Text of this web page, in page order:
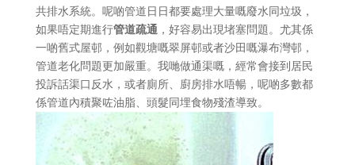
共排水系統。呢啲管道日日都要處理大量嘅廢水同垃圾，
如果唔定期進行管道疏通 ，好容易出現堵塞問題。尤其係
一啲舊式屋邨，例如觀塘嘅翠屏邨或者沙田嘅瀑布灣邨，
管道老化問題更加嚴重。我哋做通渠嘅，經常會接到居民
投訴話渠口反水，或者廁所、廚房排水唔暢，呢啲多數都
係管道內積聚咗油脂、頭髮同埋食物殘渣導致。